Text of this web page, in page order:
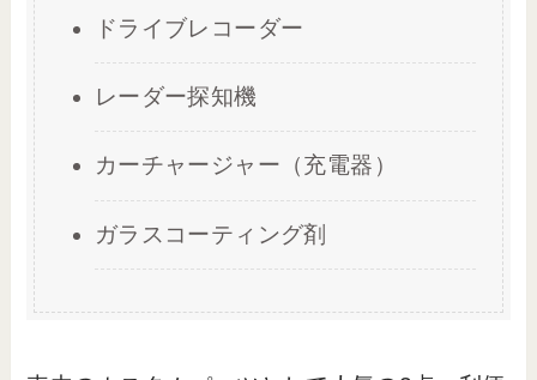
ドライブレコーダー
レーダー探知機
カーチャージャー（充電器）
ガラスコーティング剤